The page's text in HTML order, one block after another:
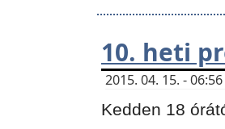
10. heti
2015. 04. 15. -
Kedden 18